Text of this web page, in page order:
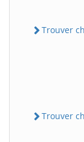
Trouver
Trouver